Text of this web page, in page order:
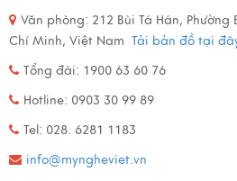
Văn phòng: 212 Bùi Tá Hán, Phường
Chí Minh, Việt Nam Tải bản đồ tại
Tổng đài: 1900 63 60 76
Hotline: 0903 30 99 89
Tel: 028. 6281 1183
info@myngheviet.vn